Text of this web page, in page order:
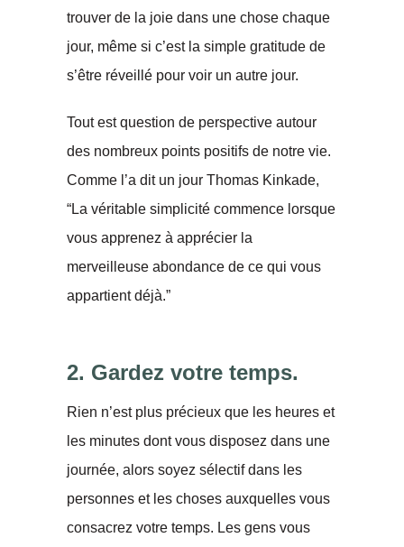
trouver de la joie dans une chose chaque
jour, même si c’est la simple gratitude de
s’être réveillé pour voir un autre jour.
Tout est question de perspective autour
des nombreux points positifs de notre vie.
Comme l’a dit un jour Thomas Kinkade,
“La véritable simplicité commence lorsque
vous apprenez à apprécier la
merveilleuse abondance de ce qui vous
appartient déjà.”
2. Gardez votre temps.
Rien n’est plus précieux que les heures et
les minutes dont vous disposez dans une
journée, alors soyez sélectif dans les
personnes et les choses auxquelles vous
consacrez votre temps. Les gens vous